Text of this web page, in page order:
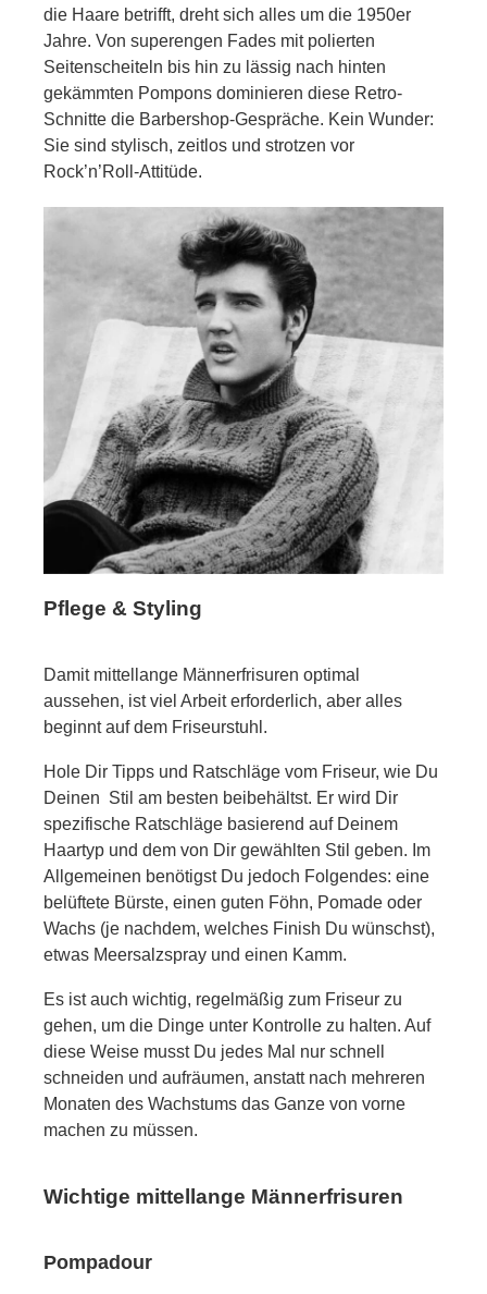
die Haare betrifft, dreht sich alles um die 1950er
Jahre. Von superengen Fades mit polierten
Seitenscheiteln bis hin zu lässig nach hinten
gekämmten Pompons dominieren diese Retro-
Schnitte die Barbershop-Gespräche. Kein Wunder:
Sie sind stylisch, zeitlos und strotzen vor
Rock’n’Roll-Attitüde.
Pflege & Styling
Damit mittellange Männerfrisuren optimal
aussehen, ist viel Arbeit erforderlich, aber alles
beginnt auf dem Friseurstuhl.
Hole Dir Tipps und Ratschläge vom Friseur, wie Du
Deinen Stil am besten beibehältst. Er wird Dir
spezifische Ratschläge basierend auf Deinem
Haartyp und dem von Dir gewählten Stil geben. Im
Allgemeinen benötigst Du jedoch Folgendes: eine
belüftete Bürste, einen guten Föhn, Pomade oder
Wachs (je nachdem, welches Finish Du wünschst),
etwas Meersalzspray und einen Kamm.
Es ist auch wichtig, regelmäßig zum Friseur zu
gehen, um die Dinge unter Kontrolle zu halten. Auf
diese Weise musst Du jedes Mal nur schnell
schneiden und aufräumen, anstatt nach mehreren
Monaten des Wachstums das Ganze von vorne
machen zu müssen.
Wichtige mittellange Männerfrisuren
Pompadour